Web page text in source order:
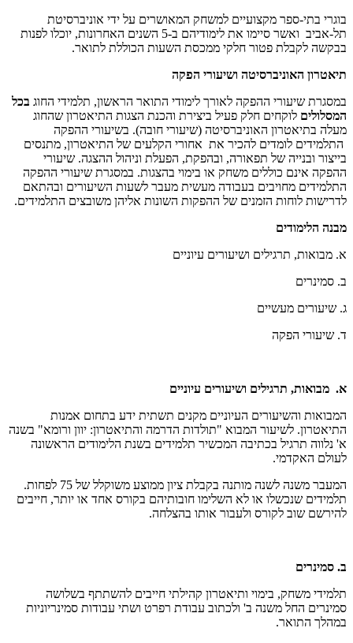
בוגרי בתי-ספר מקצועיים למשחק המאושרים על ידי אוניברסיטת
תל-אביב ואשר סיימו את לימודיהם ב-5 השנים האחרונות, יוכלו לפנות
בבקשה לקבלת פטור חלקי ממכסת השעות הכוללת לתואר.
תיאטרון האוניברסיטה ושיעורי הפקה
במסגרת שיעורי ההפקה לאורך לימודי התואר הראשון, תלמידי החוג בכל
המסלולים לוקחים חלק פעיל ביצירת והכנת הצגות התיאטרון שהחוג
מעלה בתיאטרון האוניברסיטה (שיעורי חובה). בשיעורי ההפקה
התלמידים לומדים להכיר את אחורי הקלעים של התיאטרון, מתנסים
בייצור ובנייה של תפאורה, ובהפקת, הפעלת וניהול ההצגה. שיעורי
ההפקה אינם כוללים משחק או בימוי בהצגות. במסגרת שיעורי ההפקה
התלמידים מחויבים בעבודה מעשית מעבר לשעות השיעורים ובהתאם
לדרישות לוחות הזמנים של ההפקות השונות אליהן משובצים התלמידים.
מבנה הלימודים
א. מבואות, תרגילים ושיעורים עיוניים
ב. סמינרים
ג. שיעורים מעשיים
ד. שיעורי הפקה
א. מבואות, תרגילים ושיעורים עיוניים
המבואות והשיעורים העיוניים מקנים תשתית ידע בתחום אמנות
התיאטרון. לשיעור המבוא "תולדות הדרמה והתיאטרון: יוון ורומא" בשנה
א' נלווה תרגיל בכתיבה המכשיר תלמידים בשנת הלימודים הראשונה
לעולם האקדמי.
המעבר משנה לשנה מותנה בקבלת ציון ממוצע משוקלל של 75 לפחות.
תלמידים שנכשלו או לא השלימו חובותיהם בקורס אחד או יותר, חייבים
להירשם שוב לקורס ולעבור אותו בהצלחה.
ב. סמינרים
תלמידי משחק, בימוי ותיאטרון קהילתי חייבים להשתתף בשלושה
סמינרים החל משנה ב' ולכתוב עבודת רפרט ושתי עבודות סמינריוניות
במהלך התואר.